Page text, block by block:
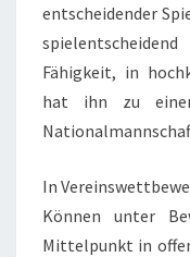
entscheidender
Fähigkeit, in
hat ihn zu
In
Können unter
Mittelpunkt in